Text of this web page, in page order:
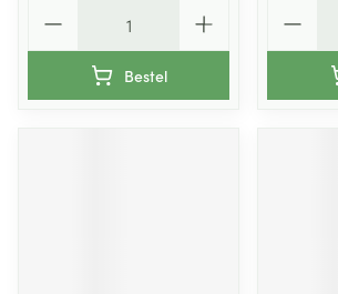
Bestel